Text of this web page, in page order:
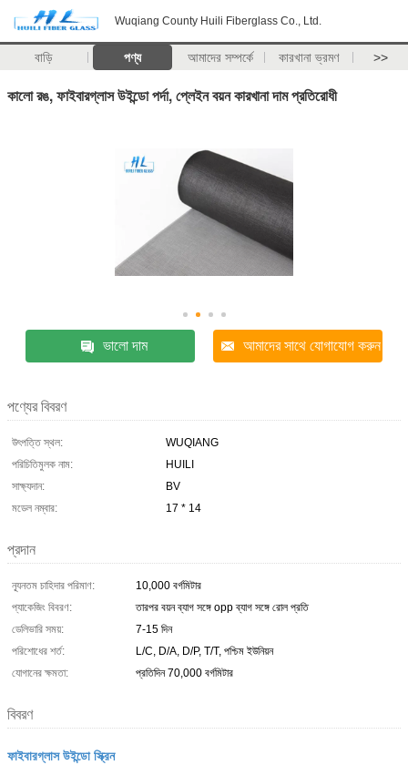
Wuqiang County Huili Fiberglass Co., Ltd.
বাড়ি পণ্য আমাদের সম্পর্কে কারখানা ভ্রমণ >>
কালো রঙ, ফাইবারগ্লাস উইন্ডো পর্দা, প্লেইন বয়ন কারখানা দাম প্রতিরোধী
ভালো দাম আমাদের সাথে যোগাযোগ করুন
পণ্যের বিবরণ
উৎপত্তি স্থল:
WUQIANG
পরিচিতিমুলক নাম:
HUILI
সাক্ষ্যদান:
BV
মডেল নম্বার:
17 * 14
প্রদান
ন্যূনতম চাহিদার পরিমাণ:
10,000 বর্গমিটার
প্যাকেজিং বিবরণ:
তারপর বয়ন ব্যাগ সঙ্গে opp ব্যাগ সঙ্গে রোল প্রতি
ডেলিভারি সময়:
7-15 দিন
পরিশোধের শর্ত:
L/C, D/A, D/P, T/T, পশ্চিম ইউনিয়ন
যোগানের ক্ষমতা:
প্রতিদিন 70,000 বর্গমিটার
বিবরণ
ফাইবারগ্লাস উইন্ডো স্ক্রিন